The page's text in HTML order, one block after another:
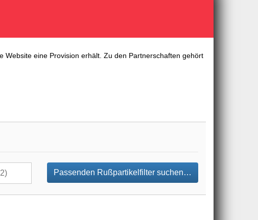
Website eine Provision erhält. Zu den Partnerschaften gehört
Passenden Rußpartikelfilter suchen…